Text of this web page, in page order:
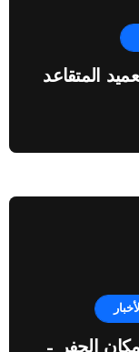
المتقاعد
الأخبار